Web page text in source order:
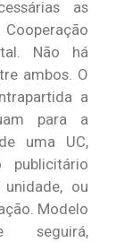
as
Não há
ambos. O
a
para a
uma UC,
ou
Modelo
seguirá,